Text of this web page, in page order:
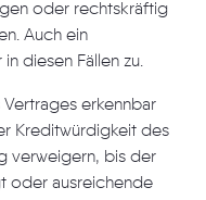
oder rechtskräftig
Auch ein
diesen Fällen zu.
erkennbar
Kreditwürdigkeit des
verweigern, bis der
oder ausreichende